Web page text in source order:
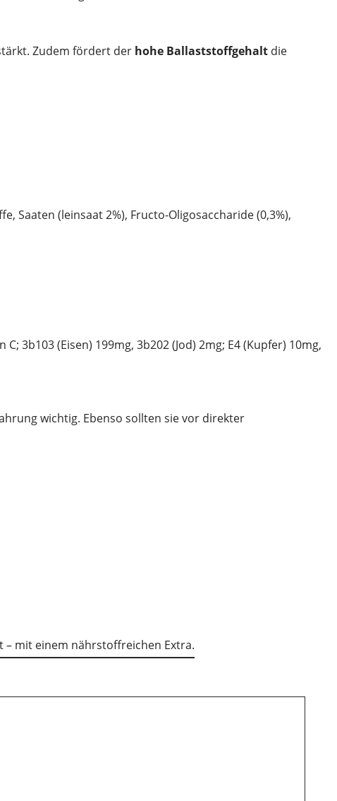
Zudem fördert der hohe Ballaststoffgehalt die
Saaten (leinsaat 2%), Fructo-Oligosaccharide (0,3%),
3b103 (Eisen) 199mg, 3b202 (Jod) 2mg; E4 (Kupfer) 10mg,
wichtig. Ebenso sollten sie vor direkter
– mit einem nährstoffreichen Extra.